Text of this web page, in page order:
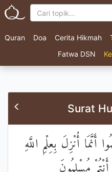
Quran Doa Cerita Hikmah
Fatwa DSN
Surat
أَنَّمَا أُنْزِلَ بِعِلْمِ اللَّهِ